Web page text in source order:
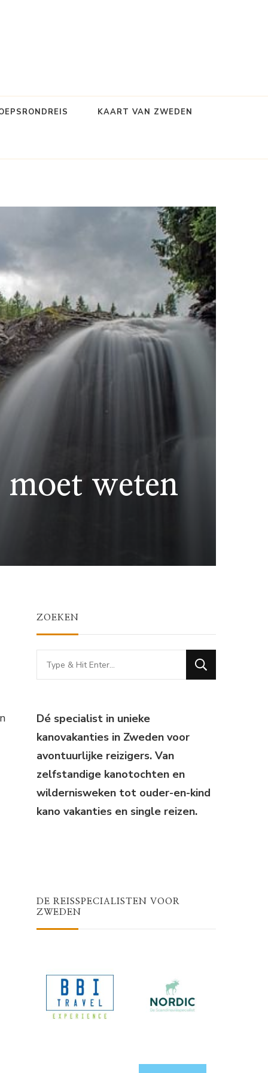
KAART VAN ZWEDEN
weten
ZOEKEN
Looking
for
Dé specialist in unieke
kanovakanties in Zweden voor
avontuurlijke reizigers. Van
zelfstandige kanotochten en
wildernisweken tot ouder-en-kind
kano vakanties en single reizen.
DE REISSPECIALISTEN VOOR
ZWEDEN